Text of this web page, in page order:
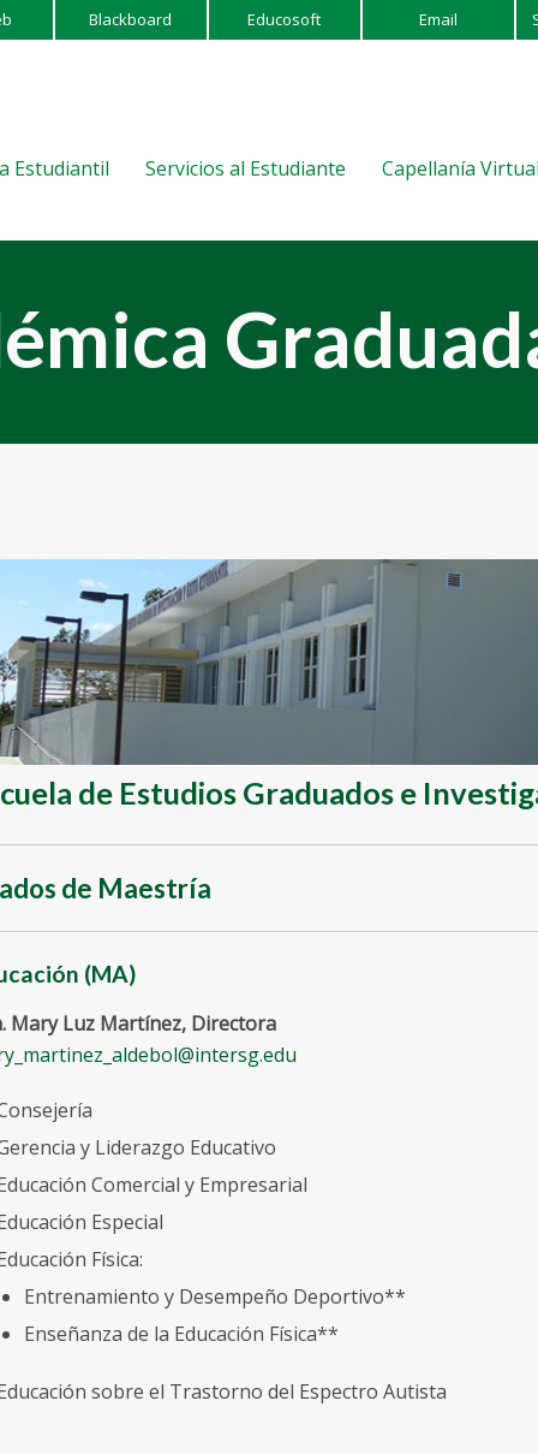
Blackboard Educosoft Email
Estudiantil Servicios al Estudiante Capellanía
de Estudios Graduados e
de Maestría
(MA)
Mary Luz Martínez, Directora
y Liderazgo Educativo
Comercial y Empresarial
Especial
Física:
Entrenamiento y Desempeño Deportivo**
Enseñanza de la Educación Física**
sobre el Trastorno del Espectro Autista